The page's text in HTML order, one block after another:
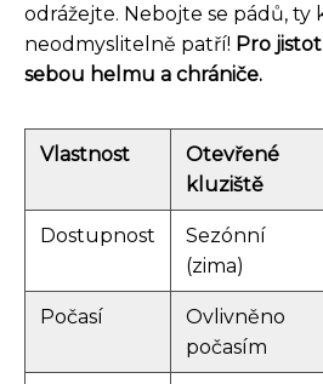
odrážejte. Nebojte se pádů, ty
neodmyslitelně patří! Pro
sebou helmu a chrániče.
Vlastnost
Otevřené
kluziště
Dostupnost
Sezónní
(zima)
Počasí
Ovlivněno
počasím